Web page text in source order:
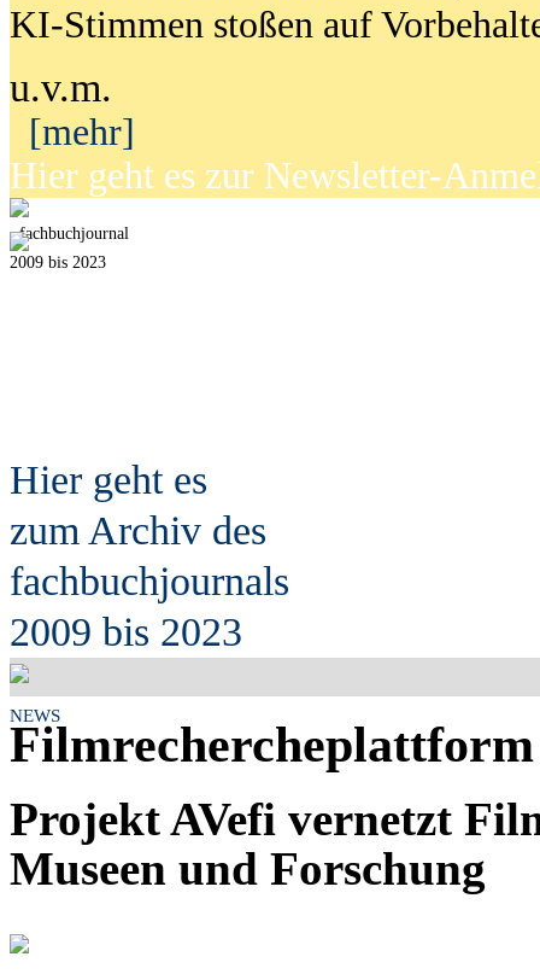
KI-Stimmen stoßen auf
u.v.m.
[mehr]
Hier geht es zur Newsletter-
fachbuchjournal
2009 bis 2023
Hier geht es
zum Archiv des
fachbuchjournals
2009 bis 2023
NEWS
Projekt AVefi vernetzt
Museen und Forschung